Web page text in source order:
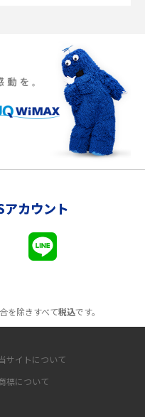
は？選び方や向いている方の特
の選び方は？メリット・デメリ
る？口座振替の方法や注意点も
ット・デメリットを解説
ト・デメリットや選び方を解説
スメする方の特徴や選び方を
アカウント
を除きすべて税込です。
サイトについて
標について